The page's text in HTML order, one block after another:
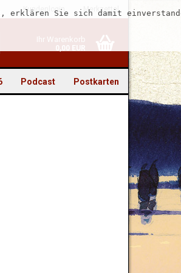
Kundenlogin Merkzettel
Ihr Warenkorb
0,00 EUR
Sie sich damit
Postkarten
Podcast